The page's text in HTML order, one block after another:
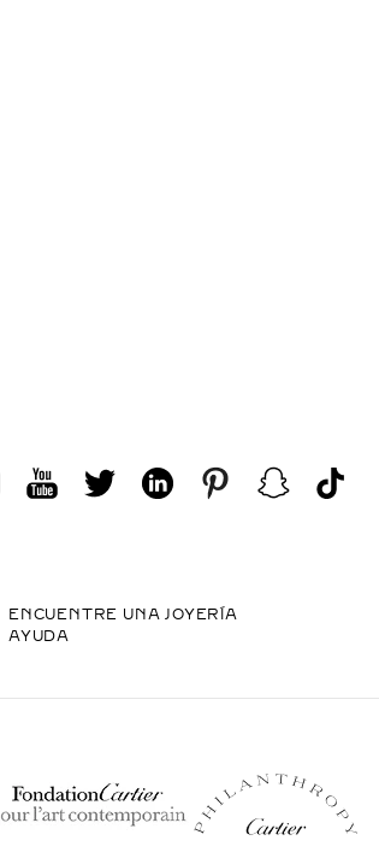
ENCUENTRE UNA JOYERÍA
AYUDA